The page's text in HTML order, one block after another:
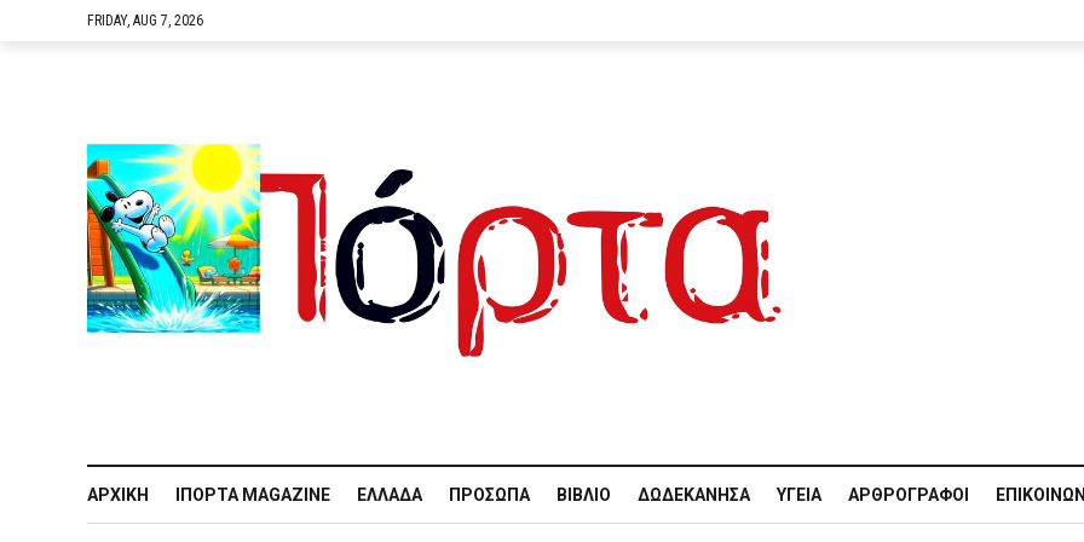
FRIDAY, AUG 7, 2026
ΑΡΧΙΚΉ IΠΌΡΤΑ MAGAZINE ΕΛΛΆΔΑ ΠΡΌΣΩΠΑ ΒΙΒΛΊΟ ΔΩΔΕΚΆΝΗΣΑ ΥΓΕΊΑ ΑΡΘΡΟΓΡΆΦΟΙ